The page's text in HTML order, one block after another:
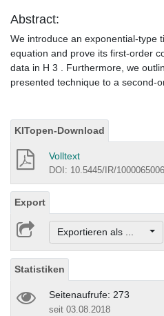
Abstract:
We introduce an exponential-type
equation and prove its first-order
data in H 3 . Furthermore, we
presented technique to a second-
KITopen-Download
Volltext
DOI: 10.5445/IR/1000065006
Export
Exportieren als ...
Statistiken
Seitenaufrufe: 273
seit 03.08.2018